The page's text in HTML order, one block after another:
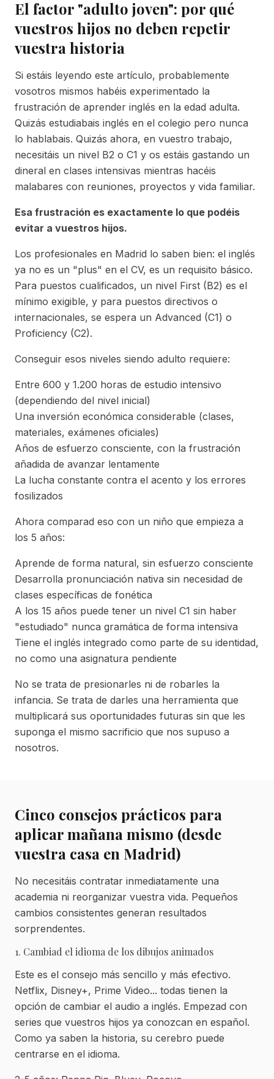
El factor "adulto joven": por qué
vuestros hijos no deben repetir
vuestra historia
Si estáis leyendo este artículo, probablemente
vosotros mismos habéis experimentado la
frustración de aprender inglés en la edad adulta.
Quizás estudiabais inglés en el colegio pero nunca
lo hablabais. Quizás ahora, en vuestro trabajo,
necesitáis un nivel B2 o C1 y os estáis gastando un
dineral en clases intensivas mientras hacéis
malabares con reuniones, proyectos y vida familiar.
Esa frustración es exactamente lo que podéis
evitar a vuestros hijos.
Los profesionales en Madrid lo saben bien: el inglés
ya no es un "plus" en el CV, es un requisito básico.
Para puestos cualificados, un nivel First (B2) es el
mínimo exigible, y para puestos directivos o
internacionales, se espera un Advanced (C1) o
Proficiency (C2).
Conseguir esos niveles siendo adulto requiere:
Entre 600 y 1.200 horas de estudio intensivo
(dependiendo del nivel inicial)
Una inversión económica considerable (clases,
materiales, exámenes oficiales)
Años de esfuerzo consciente, con la frustración
añadida de avanzar lentamente
La lucha constante contra el acento y los errores
fosilizados
Ahora comparad eso con un niño que empieza a
los 5 años:
Aprende de forma natural, sin esfuerzo consciente
Desarrolla pronunciación nativa sin necesidad de
clases específicas de fonética
A los 15 años puede tener un nivel C1 sin haber
"estudiado" nunca gramática de forma intensiva
Tiene el inglés integrado como parte de su identidad,
no como una asignatura pendiente
No se trata de presionarles ni de robarles la
infancia. Se trata de darles una herramienta que
multiplicará sus oportunidades futuras sin que les
suponga el mismo sacrificio que nos supuso a
nosotros.
Cinco consejos prácticos para
aplicar mañana mismo (desde
vuestra casa en Madrid)
No necesitáis contratar inmediatamente una
academia ni reorganizar vuestra vida. Pequeños
cambios consistentes generan resultados
sorprendentes.
1. Cambiad el idioma de los dibujos animados
Este es el consejo más sencillo y más efectivo.
Netflix, Disney+, Prime Video... todas tienen la
opción de cambiar el audio a inglés. Empezad con
series que vuestros hijos ya conozcan en español.
Como ya saben la historia, su cerebro puede
centrarse en el idioma.